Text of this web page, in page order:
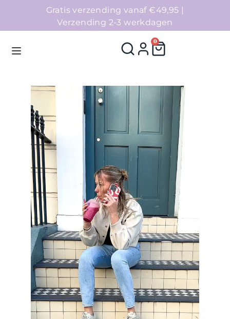
Gratis verzending vanaf €49,95 |
Verzending 2-3 werkdagen
0
Homepage
Telefoonhoesjes
Accessoires
Collecties
Contact